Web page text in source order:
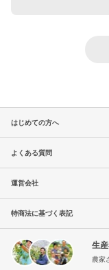
はじめての方へ
よくある質問
運営会社
特商法に基づく表記
生
農家